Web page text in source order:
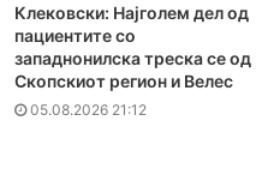
Клековски: Најголем дел од
пациентите сo
западнонилска треска се од
Скопскиот регион и Велес
05.08.2026 21:12